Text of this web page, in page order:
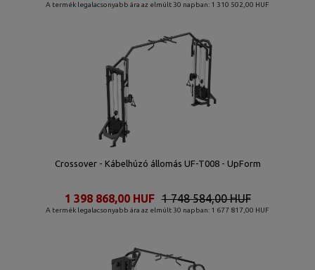
A termék legalacsonyabb ára az elmúlt 30 napban: 1 310 502,00 HUF
Crossover - Kábelhúzó állomás UF-T008 - UpForm
A termék legalacsonyabb ára az elmúlt 30 napban: 1 677 817,00 HUF
1 748 584,00 HUF
1 398 868,00 HUF